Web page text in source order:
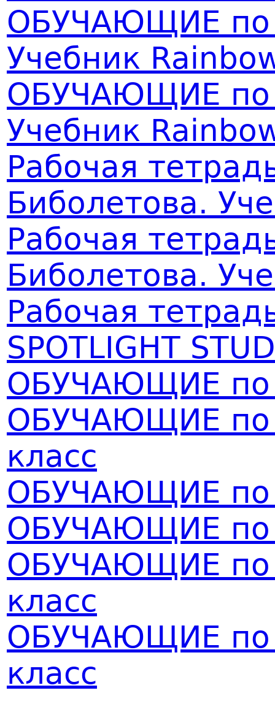
ОБУЧАЮЩИЕ по
Учебник
ОБУЧАЮЩИЕ по
Учебник
Рабочая
Биболетова.
Рабочая
Биболетова.
Рабочая
SPOTLIGHT
ОБУЧАЮЩИЕ по
ОБУЧАЮЩИЕ по
класс
ОБУЧАЮЩИЕ по
ОБУЧАЮЩИЕ по
ОБУЧАЮЩИЕ по
класс
ОБУЧАЮЩИЕ по
класс